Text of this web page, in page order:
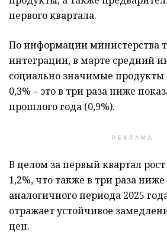
первого квартала.
По информации министерства
интеграции, в марте средний
социально значимые продукты
0,3% – это в три раза ниже
прошлого года (0,9%).
РЕКЛАМА
В целом за первый квартал
1,2%, что также в три раза
аналогичного периода 2025
отражает устойчивое
цен.